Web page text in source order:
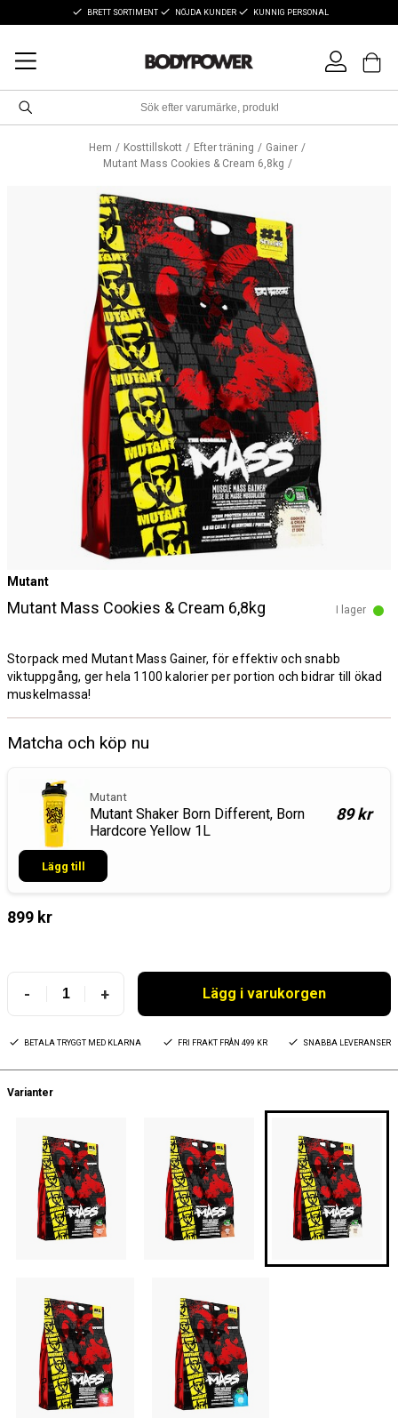
BRETT SORTIMENT NÖJDA KUNDER KUNNIG PERSONAL
Hem Kosttillskott Efter träning
Gainer
Mutant Mass Cookies & Cream 6,8kg
Mutant
Mutant Mass Cookies & Cream 6,8kg I lager
Storpack med Mutant Mass Gainer, för effektiv och snabb
viktuppgång, ger hela 1100 kalorier per portion och bidrar till ökad
muskelmassa!
Matcha och köp nu
Mutant
Mutant Shaker Born Different, Born
Hardcore Yellow 1L
89 kr
Lägg till
899 kr
- + Lägg i varukorgen
BETALA TRYGGT MED KLARNA FRI FRAKT FRÅN 499 KR SNABBA LEVERANSER
Varianter